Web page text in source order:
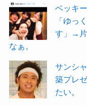
ベッキ
「ゆっ
す」→片
なぁ。
サンシ
築プレ
たい。